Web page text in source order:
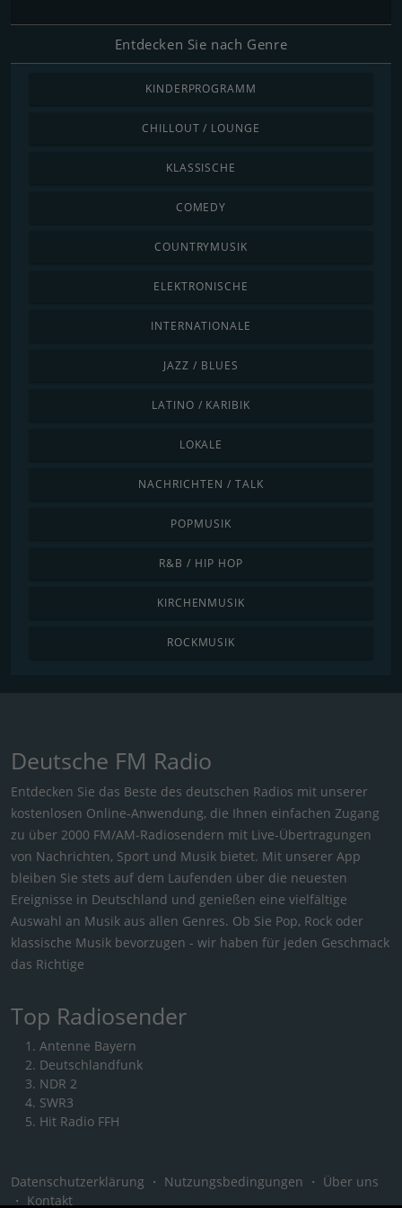
Entdecken Sie nach Genre
KINDERPROGRAMM
CHILLOUT / LOUNGE
KLASSISCHE
COMEDY
COUNTRYMUSIK
ELEKTRONISCHE
INTERNATIONALE
JAZZ / BLUES
LATINO / KARIBIK
LOKALE
NACHRICHTEN / TALK
POPMUSIK
R&B / HIP HOP
KIRCHENMUSIK
ROCKMUSIK
Deutsche FM Radio
Entdecken Sie das Beste des deutschen Radios mit unserer
kostenlosen Online-Anwendung, die Ihnen einfachen Zugang
zu über 2000 FM/AM-Radiosendern mit Live-Übertragungen
von Nachrichten, Sport und Musik bietet. Mit unserer App
bleiben Sie stets auf dem Laufenden über die neuesten
Ereignisse in Deutschland und genießen eine vielfältige
Auswahl an Musik aus allen Genres. Ob Sie Pop, Rock oder
klassische Musik bevorzugen - wir haben für jeden Geschmack
das Richtige
Top Radiosender
Antenne Bayern
Deutschlandfunk
NDR 2
SWR3
Hit Radio FFH
Datenschutzerklärung ・ Nutzungsbedingungen ・ Über uns
・ Kontakt